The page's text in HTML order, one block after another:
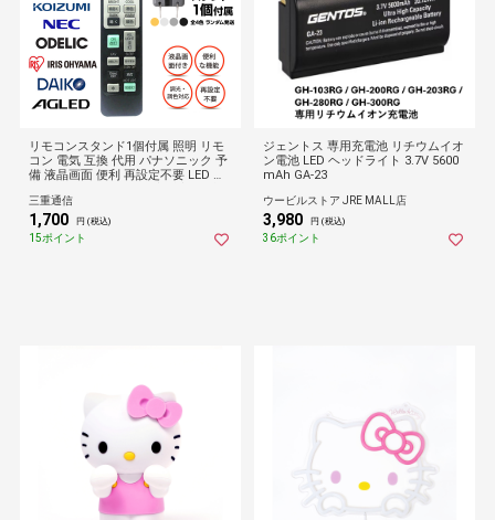
リモコンスタンド1個付属 照明 リモ
コン 電気 互換 代用 パナソニック 予
備 液晶画面 便利 再設定不要 LED 蛍
芝 SHARP 日立
三重通信
1,700 円 (税込)
15ポイント
ジェントス 専用充電池 リチウムイオ
ン電池 LED ヘッドライト 3.7V 5600
mAh GA-23
ウービルストア JRE MALL店
3,980 円 (税込)
36ポイント